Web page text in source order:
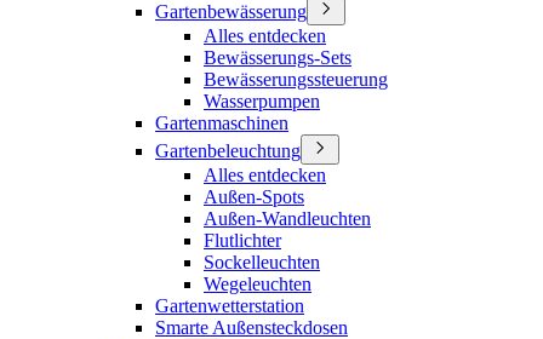
Gartenbewässerung
Alles entdecken
Bewässerungs-Sets
Bewässerungssteuerung
Wasserpumpen
Gartenmaschinen
Gartenbeleuchtung
Alles entdecken
Außen-Spots
Außen-Wandleuchten
Flutlichter
Sockelleuchten
Wegeleuchten
Gartenwetterstation
Smarte Außensteckdosen